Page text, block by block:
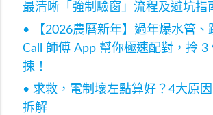
最清晰「強制驗窗」流程及避坑指
• 【2026農曆新年】過年爆水管、
Call 師傅 App 幫你極速配對，拎 3
揀！
• 求救，電制壞左點算好？4大原
拆解